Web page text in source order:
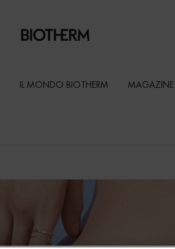
IL MONDO BIOTHERM MAGAZINE